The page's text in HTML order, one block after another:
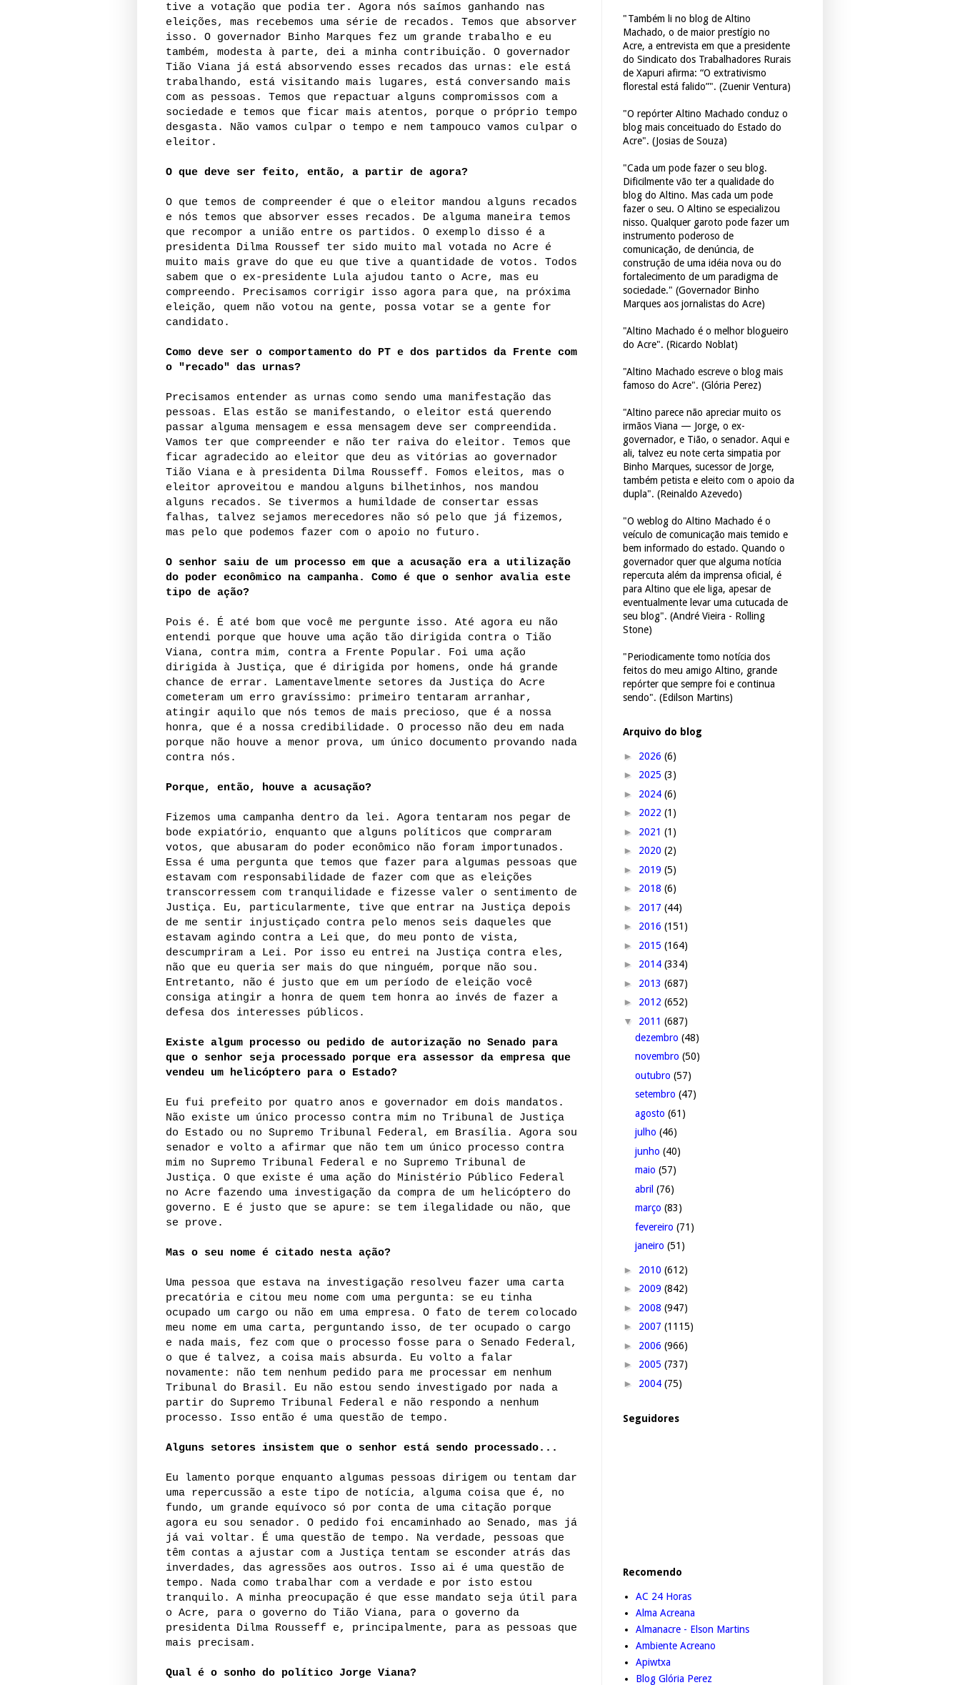
tive a votação que podia ter. Agora nós saímos ganhando nas
eleições, mas recebemos uma série de recados. Temos que absorver
isso. O governador Binho Marques fez um grande trabalho e eu
também, modesta à parte, dei a minha contribuição. O governador
Tião Viana já está absorvendo esses recados das urnas: ele está
trabalhando, está visitando mais lugares, está conversando mais
com as pessoas. Temos que repactuar alguns compromissos com a
sociedade e temos que ficar mais atentos, porque o próprio tempo
desgasta. Não vamos culpar o tempo e nem tampouco vamos culpar o
eleitor.
O que deve ser feito, então, a partir de agora?
O que temos de compreender é que o eleitor mandou alguns recados
e nós temos que absorver esses recados. De alguma maneira temos
que recompor a união entre os partidos. O exemplo disso é a
presidenta Dilma Roussef ter sido muito mal votada no Acre é
muito mais grave do que eu que tive a quantidade de votos. Todos
sabem que o ex-presidente Lula ajudou tanto o Acre, mas eu
compreendo. Precisamos corrigir isso agora para que, na próxima
eleição, quem não votou na gente, possa votar se a gente for
candidato.
Como deve ser o comportamento do PT e dos partidos da Frente com
o "recado" das urnas?
Precisamos entender as urnas como sendo uma manifestação das
pessoas. Elas estão se manifestando, o eleitor está querendo
passar alguma mensagem e essa mensagem deve ser compreendida.
Vamos ter que compreender e não ter raiva do eleitor. Temos que
ficar agradecido ao eleitor que deu as vitórias ao governador
Tião Viana e à presidenta Dilma Rousseff. Fomos eleitos, mas o
eleitor aproveitou e mandou alguns bilhetinhos, nos mandou
alguns recados. Se tivermos a humildade de consertar essas
falhas, talvez sejamos merecedores não só pelo que já fizemos,
mas pelo que podemos fazer com o apoio no futuro.
O senhor saiu de um processo em que a acusação era a utilização
do poder econômico na campanha. Como é que o senhor avalia este
tipo de ação?
Pois é. É até bom que você me pergunte isso. Até agora eu não
entendi porque que houve uma ação tão dirigida contra o Tião
Viana, contra mim, contra a Frente Popular. Foi uma ação
dirigida à Justiça, que é dirigida por homens, onde há grande
chance de errar. Lamentavelmente setores da Justiça do Acre
cometeram um erro gravíssimo: primeiro tentaram arranhar,
atingir aquilo que nós temos de mais precioso, que é a nossa
honra, que é a nossa credibilidade. O processo não deu em nada
porque não houve a menor prova, um único documento provando nada
contra nós.
Porque, então, houve a acusação?
Fizemos uma campanha dentro da lei. Agora tentaram nos pegar de
bode expiatório, enquanto que alguns políticos que compraram
votos, que abusaram do poder econômico não foram importunados.
Essa é uma pergunta que temos que fazer para algumas pessoas que
estavam com responsabilidade de fazer com que as eleições
transcorressem com tranquilidade e fizesse valer o sentimento de
Justiça. Eu, particularmente, tive que entrar na Justiça depois
de me sentir injustiçado contra pelo menos seis daqueles que
estavam agindo contra a Lei que, do meu ponto de vista,
descumpriram a Lei. Por isso eu entrei na Justiça contra eles,
não que eu queria ser mais do que ninguém, porque não sou.
Entretanto, não é justo que em um período de eleição você
consiga atingir a honra de quem tem honra ao invés de fazer a
defesa dos interesses públicos.
Existe algum processo ou pedido de autorização no Senado para
que o senhor seja processado porque era assessor da empresa que
vendeu um helicóptero para o Estado?
Eu fui prefeito por quatro anos e governador em dois mandatos.
Não existe um único processo contra mim no Tribunal de Justiça
do Estado ou no Supremo Tribunal Federal, em Brasília. Agora sou
senador e volto a afirmar que não tem um único processo contra
mim no Supremo Tribunal Federal e no Supremo Tribunal de
Justiça. O que existe é uma ação do Ministério Público Federal
no Acre fazendo uma investigação da compra de um helicóptero do
governo. E é justo que se apure: se tem ilegalidade ou não, que
se prove.
Mas o seu nome é citado nesta ação?
Uma pessoa que estava na investigação resolveu fazer uma carta
precatória e citou meu nome com uma pergunta: se eu tinha
ocupado um cargo ou não em uma empresa. O fato de terem colocado
meu nome em uma carta, perguntando isso, de ter ocupado o cargo
e nada mais, fez com que o processo fosse para o Senado Federal,
o que é talvez, a coisa mais absurda. Eu volto a falar
novamente: não tem nenhum pedido para me processar em nenhum
Tribunal do Brasil. Eu não estou sendo investigado por nada a
partir do Supremo Tribunal Federal e não respondo a nenhum
processo. Isso então é uma questão de tempo.
Alguns setores insistem que o senhor está sendo processado...
Eu lamento porque enquanto algumas pessoas dirigem ou tentam dar
uma repercussão a este tipo de notícia, alguma coisa que é, no
fundo, um grande equívoco só por conta de uma citação porque
agora eu sou senador. O pedido foi encaminhado ao Senado, mas já
já vai voltar. É uma questão de tempo. Na verdade, pessoas que
têm contas a ajustar com a Justiça tentam se esconder atrás das
inverdades, das agressões aos outros. Isso ai é uma questão de
tempo. Nada como trabalhar com a verdade e por isto estou
tranquilo. A minha preocupação é que esse mandato seja útil para
o Acre, para o governo do Tião Viana, para o governo da
presidenta Dilma Rousseff e, principalmente, para as pessoas que
mais precisam.
Qual é o sonho do político Jorge Viana?
"Também li no blog de Altino
Machado, o de maior prestígio no
Acre, a entrevista em que a presidente
do Sindicato dos Trabalhadores Rurais
de Xapuri afirma: “O extrativismo
florestal está falido”". (Zuenir Ventura)
"O repórter Altino Machado conduz o
blog mais conceituado do Estado do
Acre". (Josias de Souza)
"Cada um pode fazer o seu blog.
Dificilmente vão ter a qualidade do
blog do Altino. Mas cada um pode
fazer o seu. O Altino se especializou
nisso. Qualquer garoto pode fazer um
instrumento poderoso de
comunicação, de denúncia, de
construção de uma idéia nova ou do
fortalecimento de um paradigma de
sociedade." (Governador Binho
Marques aos jornalistas do Acre)
"Altino Machado é o melhor blogueiro
do Acre". (Ricardo Noblat)
"Altino Machado escreve o blog mais
famoso do Acre". (Glória Perez)
"Altino parece não apreciar muito os
irmãos Viana — Jorge, o ex-
governador, e Tião, o senador. Aqui e
ali, talvez eu note certa simpatia por
Binho Marques, sucessor de Jorge,
também petista e eleito com o apoio da
dupla". (Reinaldo Azevedo)
"O weblog do Altino Machado é o
veículo de comunicação mais temido e
bem informado do estado. Quando o
governador quer que alguma notícia
repercuta além da imprensa oficial, é
para Altino que ele liga, apesar de
eventualmente levar uma cutucada de
seu blog". (André Vieira - Rolling
Stone)
"Periodicamente tomo notícia dos
feitos do meu amigo Altino, grande
repórter que sempre foi e continua
sendo". (Edilson Martins)
Arquivo do blog
► 2026 (6)
► 2025 (3)
► 2024 (6)
► 2022 (1)
► 2021 (1)
► 2020 (2)
► 2019 (5)
► 2018 (6)
► 2017 (44)
► 2016 (151)
► 2015 (164)
► 2014 (334)
► 2013 (687)
► 2012 (652)
▼ 2011 (687)
dezembro (48)
novembro (50)
outubro (57)
setembro (47)
agosto (61)
julho (46)
junho (40)
maio (57)
abril (76)
março (83)
fevereiro (71)
janeiro (51)
► 2010 (612)
► 2009 (842)
► 2008 (947)
► 2007 (1115)
► 2006 (966)
► 2005 (737)
► 2004 (75)
Seguidores
Recomendo
AC 24 Horas
Alma Acreana
Almanacre - Elson Martins
Ambiente Acreano
Apiwtxa
Blog Glória Perez